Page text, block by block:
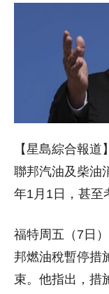
【星島綜合報
聯邦汽油及柴油
年1月1日，甚至
福特周五（7日
邦燃油稅暫停措
束。他指出，措